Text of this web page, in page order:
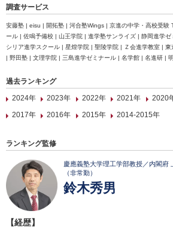
調査サービス
安藤塾 | eisu | 開拓塾 | 河合塾Wings | 京進の中学・高校受験
ール | 佐鳴予備校 | 山王学院 | 進学塾サンライズ | 静岡進学
シリア進学スクール | 星煌学院 | 聖陵学院 | Ｚ会進学教室 |
| 野田塾 | 文理学院 | 三島進学ゼミナール | 名学館 | 名進研 |
過去ランキング
2024年
2023年 2022年 2021年 2020
2017年
2016年 2015年 2014-2015年
ランキング監修
慶應義塾大学理工学部教授／内閣府
（非常勤）
鈴木秀男
【経歴】